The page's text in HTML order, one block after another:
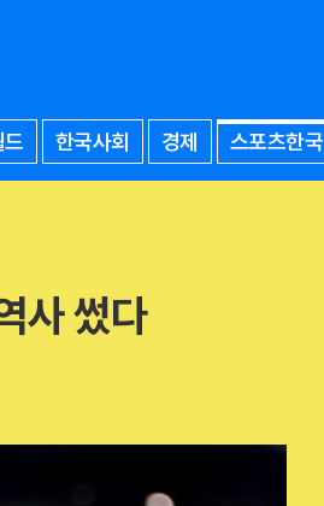
드 한국사회 경제 스포츠한국
사 썼다